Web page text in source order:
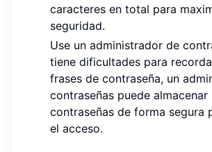
caracteres en total para
seguridad.
Use un administrador de
tiene dificultades para
frases de contraseña, un
contraseñas puede almacenar
contraseñas de forma segura
el acceso.